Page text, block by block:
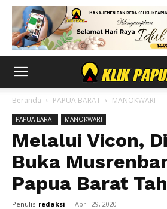
Beranda PAPUA BARAT MANOKWARI
PAPUA BARAT MANOKWARI
Melalui Vicon,
Buka
Papua Barat
Penulis redaksi - April 29, 2020